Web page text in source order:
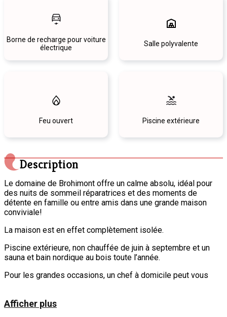
Borne de recharge pour voiture
électrique
Salle polyvalente
Feu ouvert Piscine extérieure
Description
Le domaine de Brohimont offre un calme absolu, idéal pour
des nuits de sommeil réparatrices et des moments de
détente en famille ou entre amis dans une grande maison
conviviale!
La maison est en effet complètement isolée.
Piscine extérieure, non chauffée de juin à septembre et un
sauna et bain nordique au bois toute l’année.
Pour les grandes occasions, un chef à domicile peut vous
grande baie vitrée donne sur une large terrasse, face à un
Afficher plus